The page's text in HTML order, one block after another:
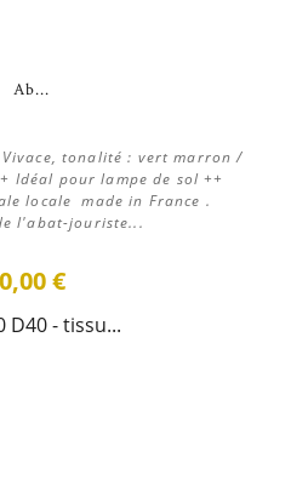
Ab...
tonalité : vert marron /
Idéal pour lampe de sol ++
locale made in France .
l'abat-jouriste...
0,00 €